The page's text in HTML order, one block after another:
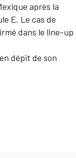
après la
E. Le cas de
dans le line-up
dépit de son